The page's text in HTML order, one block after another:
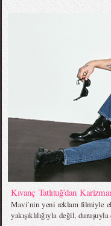
Kıvanç Tatlıtuğ’dan
Mavi’nin yeni reklam filmiyle
yakışıklılığıyla değil,